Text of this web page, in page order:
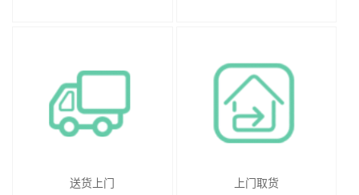
送货上门 上门取货